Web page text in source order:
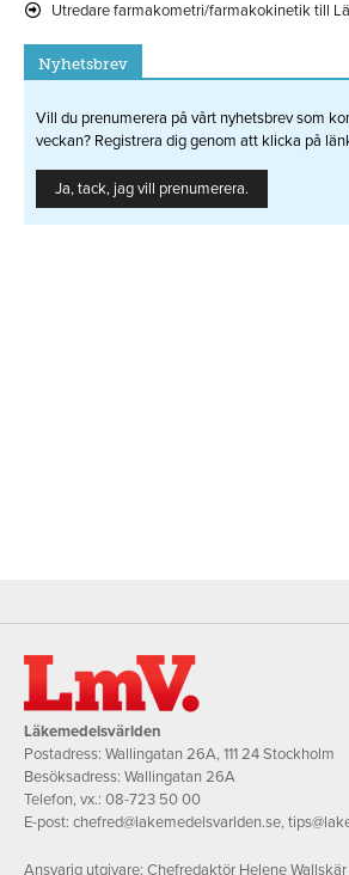
Utredare farmakometri/farmakokinetik till
Nyhetsbrev
Vill du prenumerera på vårt nyhetsbrev som
veckan? Registrera dig genom att klicka på
Ja, tack, jag vill prenumerera.
Läkemedelsvärlden
Postadress: Wallingatan 26A, 111 24 Stockholm
Besöksadress: Wallingatan 26A
Telefon, vx.: 08-723 50 00
E-post: chefred@lakemedelsvarlden.se,
Ansvarig utgivare: Chefredaktör Helene Wallskär